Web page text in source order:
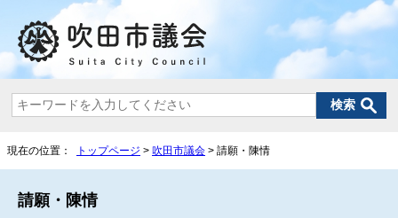
現在の位置： トップページ > 吹田市議会 > 請願・陳情
請願・陳情